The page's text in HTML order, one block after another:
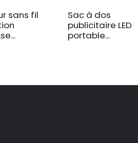
sans fil
Sac à dos
publicitaire LED
portable...